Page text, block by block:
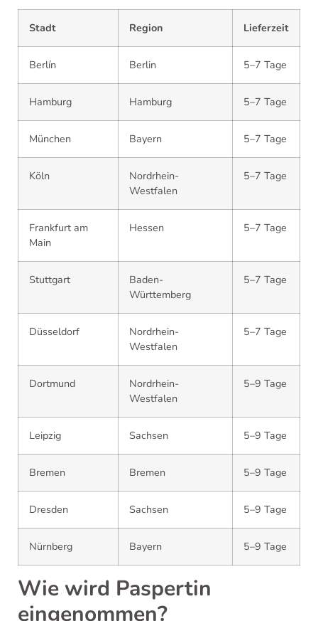
Stadt Region Lieferzeit
Berlín Berlin 5–7 Tage
Hamburg Hamburg 5–7 Tage
München Bayern 5–7 Tage
Köln
Nordrhein-
Westfalen
5–7 Tage
Frankfurt am
Main
Hessen 5–7 Tage
Stuttgart
Baden-
Württemberg
5–7 Tage
Düsseldorf
Nordrhein-
Westfalen
5–7 Tage
Dortmund
Nordrhein-
Westfalen
5–9 Tage
Leipzig Sachsen 5–9 Tage
Bremen Bremen 5–9 Tage
Dresden Sachsen 5–9 Tage
Nürnberg Bayern 5–9 Tage
Wie wird Paspertin
eingenommen?